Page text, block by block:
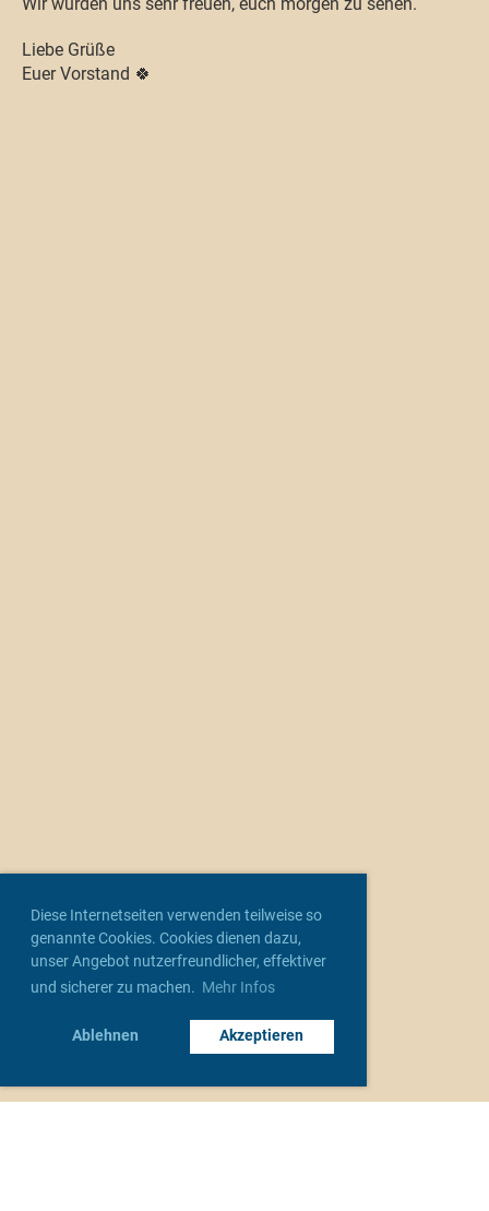
Diese Internetseiten verwenden teilweise so
genannte Cookies. Cookies dienen dazu,
unser Angebot nutzerfreundlicher, effektiver
und sicherer zu machen. Mehr Infos
Ablehnen Akzeptieren
Liebe Grüße
Euer Vorstand 🍀